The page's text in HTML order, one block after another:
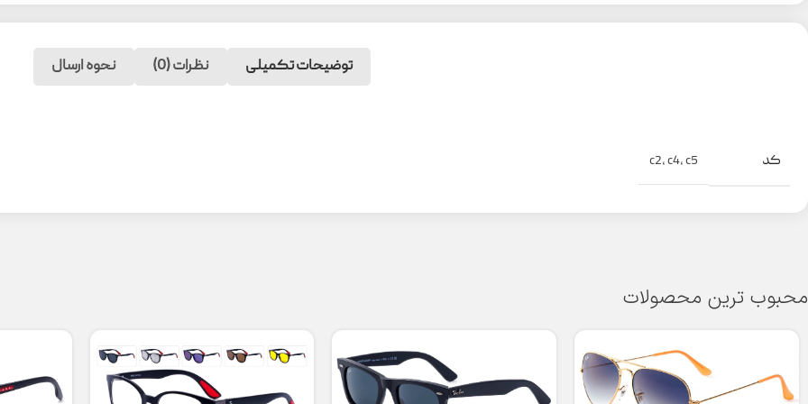
توضیحات تکمیلی نظرات (0) نحوه ارسال
کد c2,c4,c5
محبوب ترین محصولات